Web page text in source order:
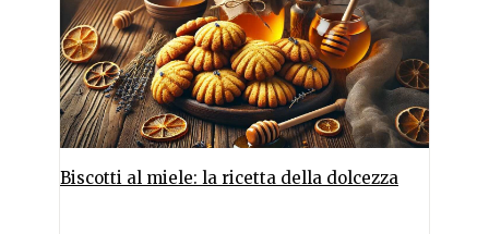
Biscotti al miele: la ricetta della dolcezza